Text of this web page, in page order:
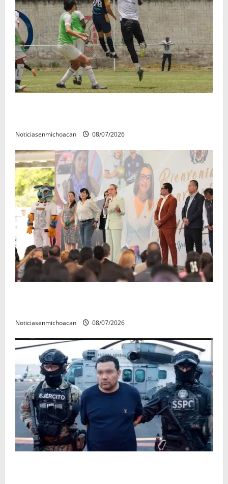
Noticiasenmichoacan 08/07/2026
Noticiasenmichoacan 08/07/2026